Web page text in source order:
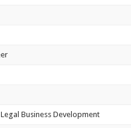
Business Development